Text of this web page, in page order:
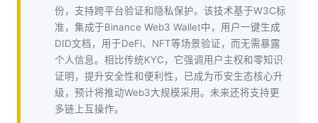
份，支持跨平台验证和隐私保护。该技术基于W3C标
准，集成于Binance Web3 Wallet中，用户一键生成
DID文档，用于DeFi、NFT等场景验证，而无需暴露
个人信息。相比传统KYC，它强调用户主权和零知识
证明，提升安全性和便利性，已成为币安生态核心升
级，预计将推动Web3大规模采用。未来还将支持更
多链上互操作。